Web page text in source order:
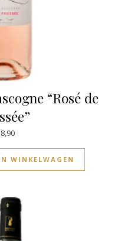
“Rosé de
8,90
WINKELWAGEN